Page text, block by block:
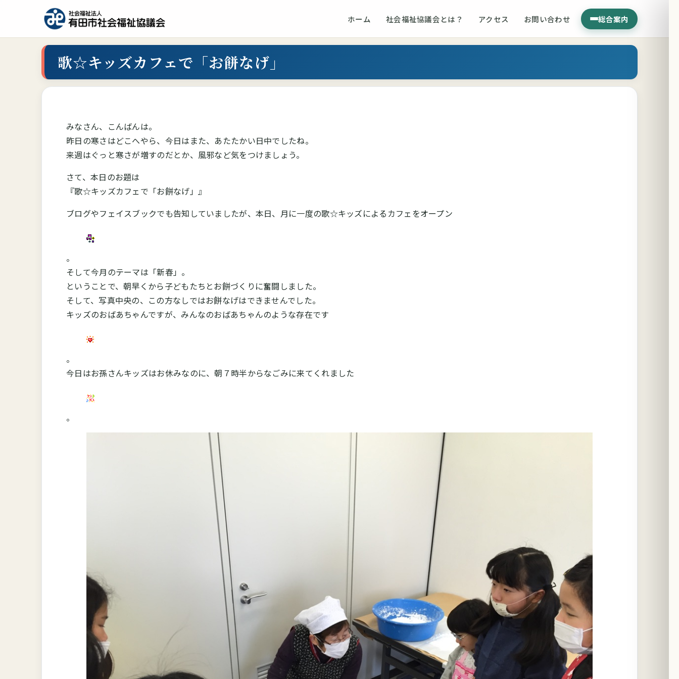
ホーム 社会福祉協議会とは？ アクセス お問い合わせ 総合案内
歌☆キッズカフェで「お餅なげ」
みなさん、こんばんは。
昨日の寒さはどこへやら、今日はまた、あたたかい日中でしたね。
来週はぐっと寒さが増すのだとか、風邪など気をつけましょう。
さて、本日のお題は
『歌☆キッズカフェで「お餅なげ」』
ブログやフェイスブックでも告知していましたが、本日、月に一度の歌☆キッズによるカフェをオープン
。
そして今月のテーマは「新春」。
ということで、朝早くから子どもたちとお餅づくりに奮闘しました。
そして、写真中央の、この方なしではお餅なげはできませんでした。
キッズのおばあちゃんですが、みんなのおばあちゃんのような存在です
。
今日はお孫さんキッズはお休みなのに、朝７時半からなごみに来てくれました
。